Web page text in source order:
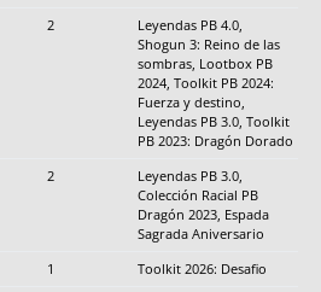
2
Leyendas PB 4.0,
Shogun 3: Reino de las
sombras, Lootbox PB
2024, Toolkit PB 2024:
Fuerza y destino,
Leyendas PB 3.0, Toolkit
PB 2023: Dragón Dorado
2
Leyendas PB 3.0,
Colección Racial PB
Dragón 2023, Espada
Sagrada Aniversario
1
Toolkit 2026: Desafio